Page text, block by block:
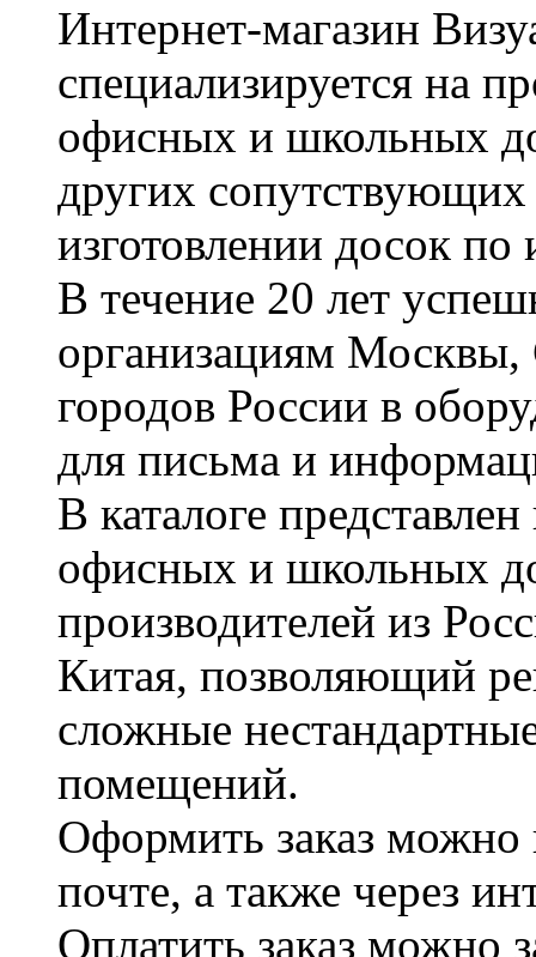
Интернет-магазин
специализируется на
офисных и школьных
других сопутствующих
изготовлении досок по
В течение 20 лет
организациям Москвы,
городов России в
для письма и
В каталоге
офисных и школьных
производителей из
Китая, позволяющий
сложные
помещений.
Оформить заказ можно
почте, а также через
Оплатить заказ можно